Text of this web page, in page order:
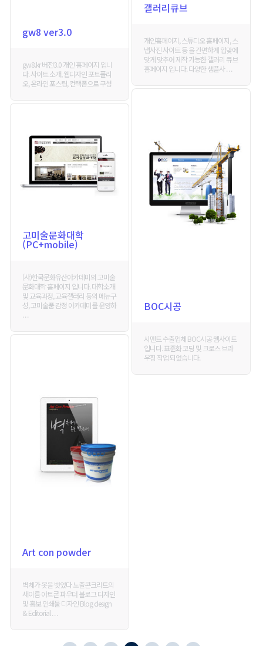
gw8 ver3.0
gw8.kr 버전3.0 개인 홈페이지 입니
다. 사이트 소개, 웹디자인 포트폴리
오, 온라인 포스팅, 컨택폼으로 구성
갤러리큐브
개인홈페이지, 스튜디오 홈페이지, 스
냅사진 사이트 등 을 간편하게 입맞에
맞게 맞추어 제작 가능한 갤러리 큐브
홈페이지 입니다. 다양한 샘플사 . . .
BOC시공
시멘트 수출업체 BOC시공 웹사이트
입니다. 표준화 코딩 및 크로스 브라
우징 작업 되었습니다.
고미술문화대학
(PC+mobile)
(사)한국문화유산아카데미의 고미술
문화대학 홈페이지 입니다. 대학소개
및 교육과정, 교육갤러리 등의 메뉴구
성, 고미술품 감정 아카데미를 운영하
. . .
Art con powder
벽체가 옷을 벗었다 노출콘크리트의
새이름 아트콘 파우더 블로그 디자인
및 홍보 인쇄물 디자인 Blog design
& Editorial . . .